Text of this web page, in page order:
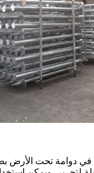
دوامة تحت الأرض